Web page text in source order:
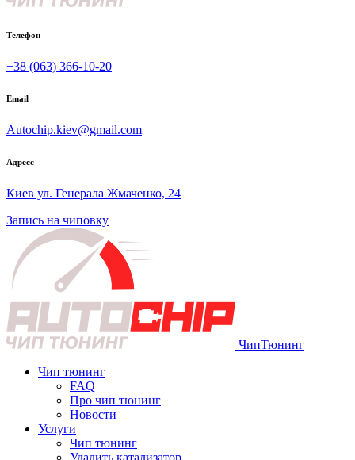
Телефон
+38 (063) 366-10-20
Email
Autochip.kiev@gmail.com
Адресс
Киев ул. Генерала Жмаченко, 24
Запись на чиповку
ЧипТюнинг
Чип тюнинг
FAQ
Про чип тюнинг
Новости
Услуги
Чип тюнинг
Удалить катализатор